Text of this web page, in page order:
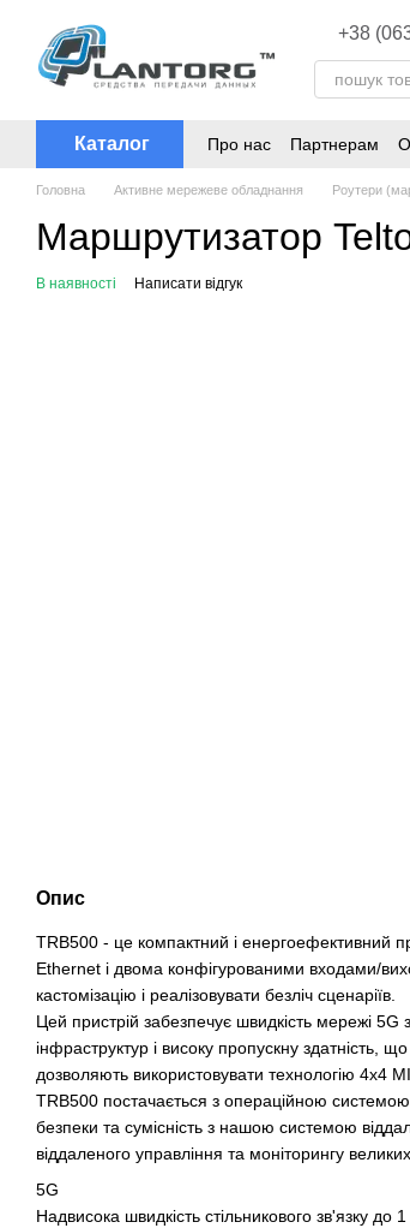
+38
Каталог Про нас Партнерам
Головна Активне мережеве обладнання Роутери
Маршрутизатор
В наявності Написати відгук
Опис
TRB500 - це компактний і енергоефективний
Ethernet і двома конфігурованими входами/
кастомізацію і реалізовувати безліч сценаріїв.
Цей пристрій забезпечує швидкість мережі
інфраструктур і високу пропускну здатність,
дозволяють використовувати технологію 4х4
TRB500 постачається з операційною
безпеки та сумісність з нашою системою
віддаленого управління та моніторингу
5G
Надвисока швидкість стільникового зв'язку до 1